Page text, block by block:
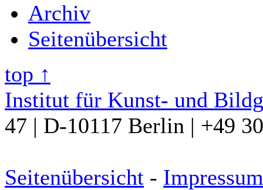
Archiv
Seitenübersicht
top ↑
Institut für Kunst- und
47 | D-10117 Berlin | +49
Seitenübersicht - Impressum